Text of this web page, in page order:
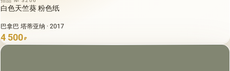
白色天竺葵 粉色纸
巴拿巴 塔蒂亚纳 · 2017
4 500 ₽